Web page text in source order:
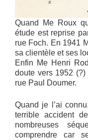
Quand Me Roux
étude est reprise
rue Foch. En 1941
sa clientèle et ses
Enfin Me Henri
doute vers 1952
rue Paul Doumer.
Quand je l’ai
terrible accident
nombreuses
comprendre car